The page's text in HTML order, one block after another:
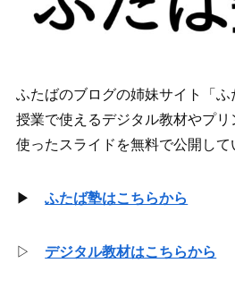
ふたばのブログの姉妹サイト「
授業で使えるデジタル教材やプ
使ったスライドを無料で公開して
▶ふたば塾はこちらから
▷ デジタル教材はこちらから